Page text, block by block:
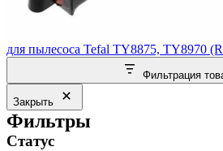
для пылесоса Tefal TY8875, TY8970
Фильтрация
Закрыть
Фильтры
Статус